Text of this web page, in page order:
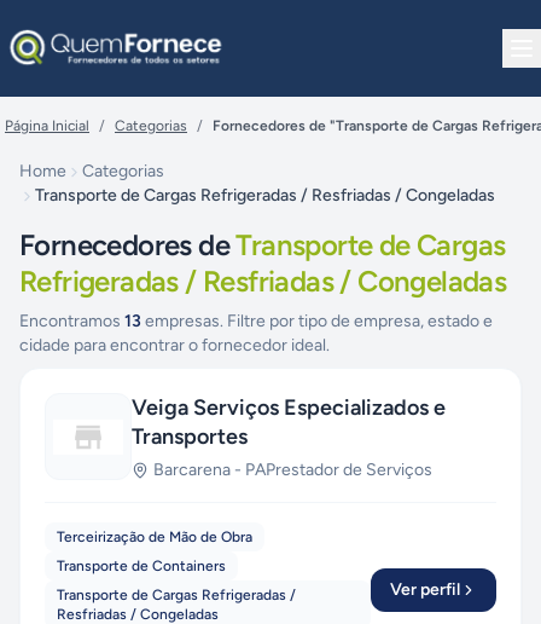
Página Inicial / Categorias / Fornecedores de "Transporte de Cargas
Home
Categorias
Transporte de Cargas Refrigeradas / Resfriadas / Congeladas
Fornecedores deTransporte de Cargas
Refrigeradas / Resfriadas / Congeladas
Encontramos 13 empresas. Filtre por tipo de empresa, estado e
cidade para encontrar o fornecedor ideal.
Veiga Serviços Especializados e
Transportes
Barcarena - PAPrestador de Serviços
Terceirização de Mão de Obra
Transporte de Containers
Transporte de Cargas Refrigeradas /
Resfriadas / Congeladas
Ver perfil